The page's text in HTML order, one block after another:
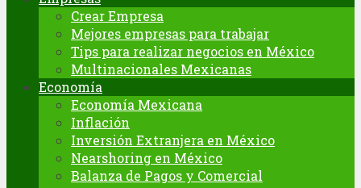
Crear Empresa
Mejores empresas para trabajar
Tips para realizar negocios en México
Multinacionales Mexicanas
Economía
Economía Mexicana
Inflación
Inversión Extranjera en México
Nearshoring en México
Balanza de Pagos y Comercial